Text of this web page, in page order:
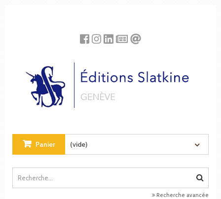
Panier (vide)
Recherche avancée